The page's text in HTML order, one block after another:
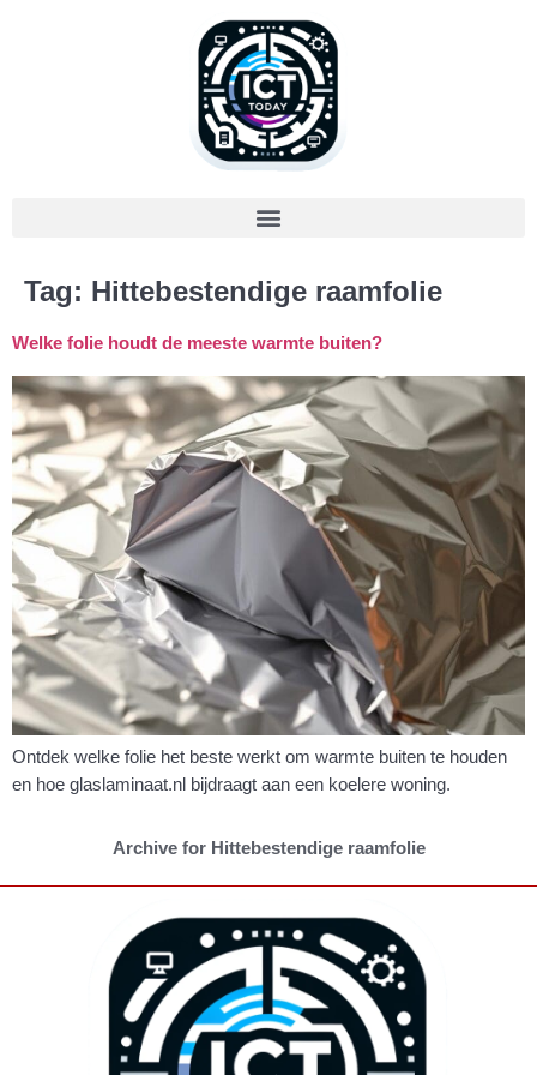
Tag: Hittebestendige raamfolie
Welke folie houdt de meeste warmte buiten?
Ontdek welke folie het beste werkt om warmte buiten te houden
en hoe glaslaminaat.nl bijdraagt aan een koelere woning.
Archive for Hittebestendige raamfolie